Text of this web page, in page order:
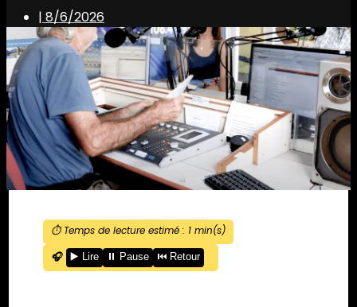
| 8/6/2026
⏱️ Temps de lecture estimé : 1min(s)
🎧
▶️ Lire ⏸️ Pause ⏮️ Retour